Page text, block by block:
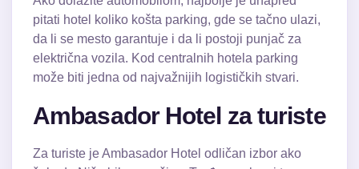
pitati hotel koliko košta parking, gde se tačno ulazi,
da li se mesto garantuje i da li postoji punjač za
električna vozila. Kod centralnih hotela parking
može biti jedna od najvažnijih logističkih stvari.
Ambasador Hotel za turiste
Za turiste je Ambasador Hotel odličan izbor ako